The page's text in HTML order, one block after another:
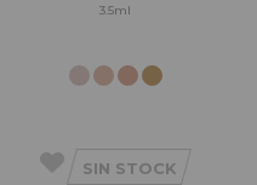
3.5ml
SIN STOCK